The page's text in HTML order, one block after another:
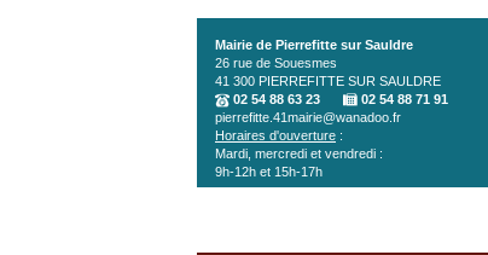
Mairie de Pierrefitte sur Sauldre
26 rue de Souesmes
41 300 PIERREFITTE SUR SAULDRE
02 54 88 63 23
02 54 88 71 91
pierrefitte.41mairie@wanadoo.fr
Horaires d'ouverture :
Mardi, mercredi et vendredi :
9h-12h et 15h-17h